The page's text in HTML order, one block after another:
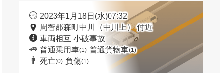
2023年1月18日(水)07:32
周智郡森町中川（中川上） 付近
車両相互 小破事故
普通乗用車(1) 普通貨物車(1)
死亡(0) 負傷(1)